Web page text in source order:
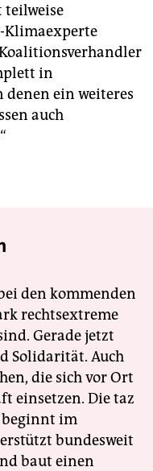
teilweise
Klimaexperte
in
denen ein weiteres
auch
den kommenden
rechtsextreme
Gerade jetzt
Solidarität. Auch
die sich vor Ort
einsetzen. Die taz
beginnt im
bundesweit
baut einen